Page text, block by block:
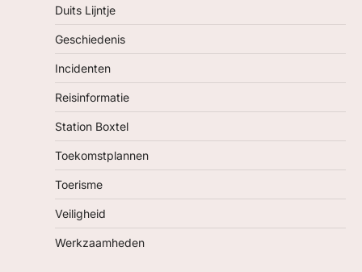
Duits Lijntje
Geschiedenis
Incidenten
Reisinformatie
Station Boxtel
Toekomstplannen
Toerisme
Veiligheid
Werkzaamheden